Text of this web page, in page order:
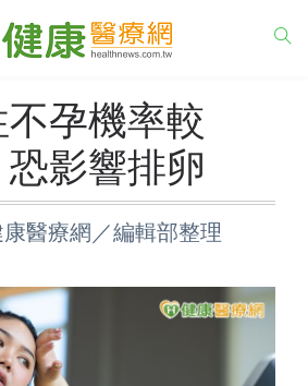
孕機率較
影響排卵
醫療網／編輯部整理